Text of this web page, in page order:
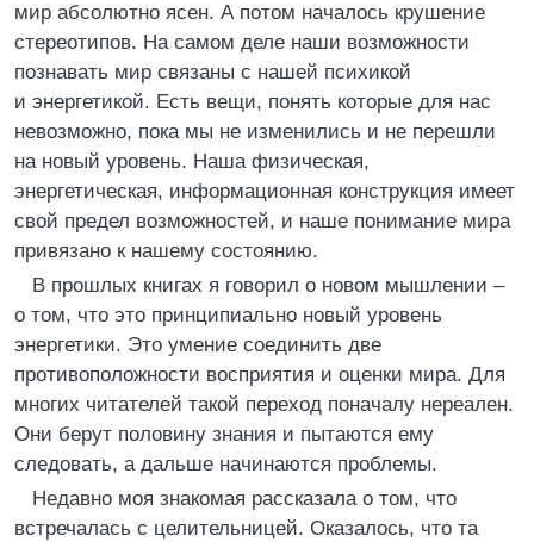
мир абсолютно ясен. А потом началось крушение
стереотипов. На самом деле наши возможности
познавать мир связаны с нашей психикой
и энергетикой. Есть вещи, понять которые для нас
невозможно, пока мы не изменились и не перешли
на новый уровень. Наша физическая,
энергетическая, информационная конструкция имеет
свой предел возможностей, и наше понимание мира
привязано к нашему состоянию.
В прошлых книгах я говорил о новом мышлении –
о том, что это принципиально новый уровень
энергетики. Это умение соединить две
противоположности восприятия и оценки мира. Для
многих читателей такой переход поначалу нереален.
Они берут половину знания и пытаются ему
следовать, а дальше начинаются проблемы.
Недавно моя знакомая рассказала о том, что
встречалась с целительницей. Оказалось, что та